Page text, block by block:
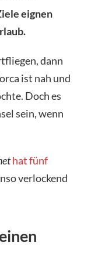
eignen
dann
ist nah und
Doch es
sein, wenn
hat fünf
verlockend